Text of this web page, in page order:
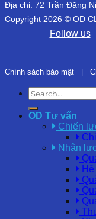
Địa chỉ: 72 Trần Đăng
Copyright 2026 © OD
Follow us
Chính sách bảo mật
OD Tư vấn
Chiến
Nhân